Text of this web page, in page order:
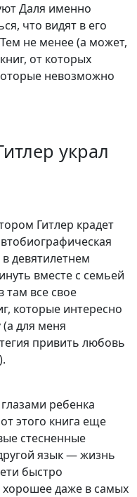
Даля именно
что видят в его
не менее (а может,
от которых
невозможно
украл
Гитлер крадет
девятилетнем
вместе с семьей
там все свое
которые интересно
(а для меня
привить любовь
ребенка
этого книга еще
стесненные
язык — жизнь
быстро
хорошее даже в самых